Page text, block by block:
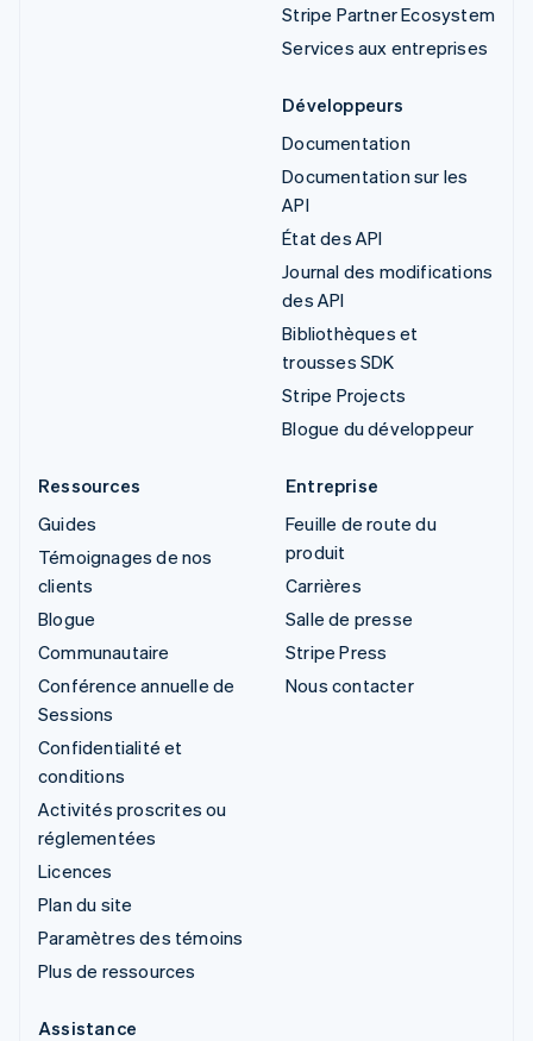
Stripe Partner Ecosystem
Services aux entreprises
Développeurs
Documentation
Documentation sur les
API
État des API
Journal des modifications
des API
Bibliothèques et
trousses SDK
Stripe Projects
Blogue du développeur
Ressources
Guides
Témoignages de nos
clients
Blogue
Communautaire
Conférence annuelle de
Sessions
Confidentialité et
conditions
Activités proscrites ou
réglementées
Licences
Plan du site
Paramètres des témoins
Plus de ressources
Entreprise
Feuille de route du
produit
Carrières
Salle de presse
Stripe Press
Nous contacter
Assistance